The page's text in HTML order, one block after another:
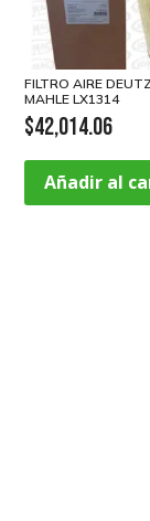
FILTRO AIRE
MAHLE LX1314
$42,014.06
Añadir al